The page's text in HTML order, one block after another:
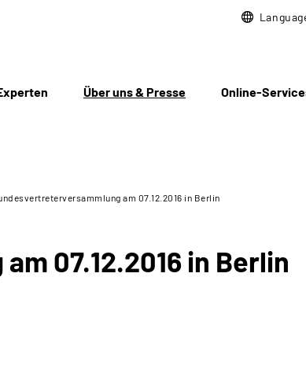
Über uns & Presse Online-
am 07.12.2016 in Berlin
07.12.2016 in Berlin